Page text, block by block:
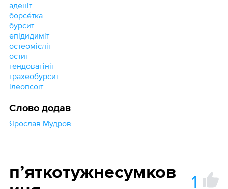
аденіт
борсе́тка
бурсит
епідидиміт
остеомієліт
остит
тендовагініт
трахеобурсит
ілеопсоїт
Слово додав
Ярослав Мудров
пʼяткотужнесумков
1